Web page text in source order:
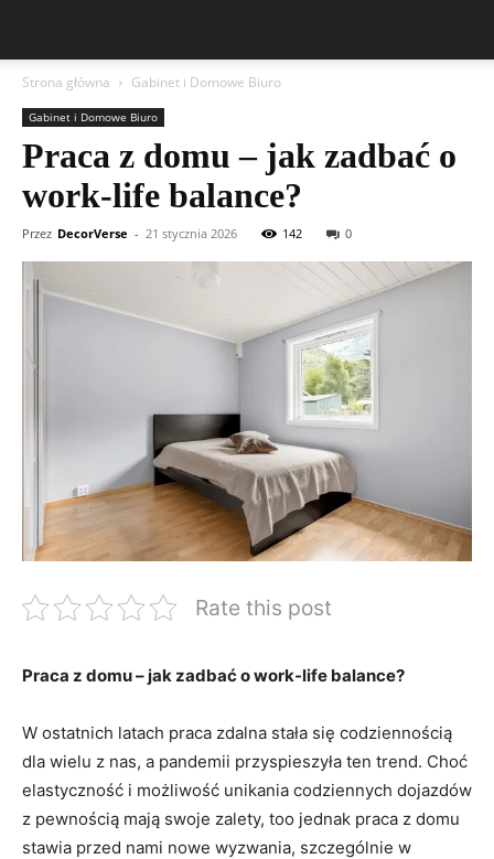
Strona główna Gabinet i Domowe Biuro
Gabinet i Domowe Biuro
Praca z domu – jak zadbać o
work-life balance?
Przez DecorVerse - 21 stycznia 2026 142 0
Rate this post
Praca z domu‍ – jak zadbać o work-life balance?
W ostatnich ‌latach praca ‍zdalna stała się codziennością
dla wielu z nas, ‍a pandemii ​przyspieszyła ten trend. Choć
elastyczność⁢ i możliwość unikania codziennych dojazdów
z pewnością mają swoje zalety, too​ jednak ​praca z ⁢domu
stawia⁢ przed nami nowe wyzwania, szczególnie w